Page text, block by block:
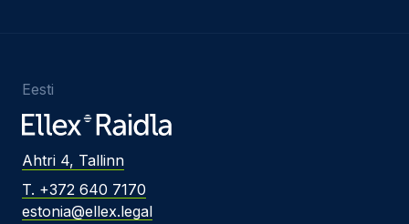
Eesti
Ahtri 4, Tallinn
T. +372 640 7170
estonia@ellex.legal